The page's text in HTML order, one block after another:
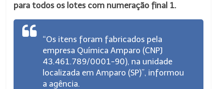
para todos os lotes com numeração final 1.
“Os itens foram fabricados pela
empresa Química Amparo (CNPJ
43.461.789/0001-90), na unidade
localizada em Amparo (SP)”, informou
a agência.